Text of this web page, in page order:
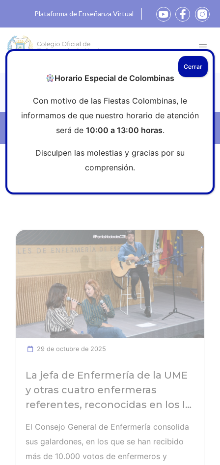
Plataforma de Enseñanza Virtual
»reconocidas en los III Premios
29 de octubre de 2025
La jefa de Enfermería de la UME
y otras cuatro enfermeras
referentes, reconocidas en los III
Enfermería del CGE
El Consejo General de Enfermería consolida
sus galardones, en los que se han recibido
más de 10.000 votos de enfermeros y
Ver noticia
Horario Especial de Colombinas
Con motivo de las Fiestas Colombinas, le
informamos de que nuestro horario de atención
será de 10:00 a 13:00 horas.
Disculpen las molestias y gracias por su
comprensión.
Cerrar